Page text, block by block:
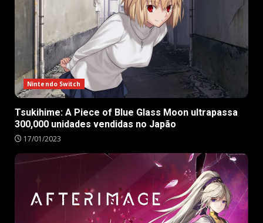
Nintendo Switch
Tsukihime: A Piece of Blue Glass Moon ultrapassa
300,000 unidades vendidas no Japão
17/01/2023